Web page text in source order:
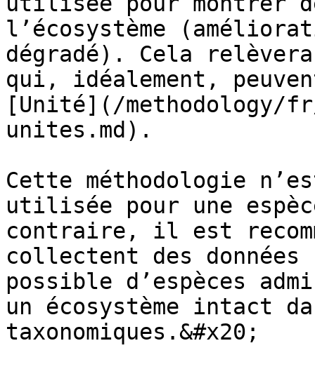
l’écosystème
dégradé). Cela
qui, idéalement,
[Unité](/methodology/
unites.md).
Cette méthodologie
utilisée pour une
contraire, il est
collectent des
possible d’espèces
un écosystème intact
taxonomiques.&#x20;